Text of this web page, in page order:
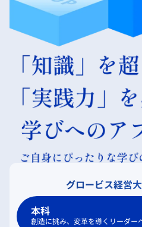
グロービス経営
本科
創造に挑み、変革を導くリーダー